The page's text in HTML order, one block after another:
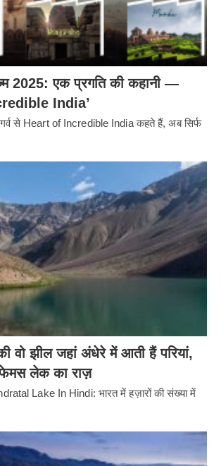
2025: एक प्रगति की कहानी —
India’
से Heart of Incredible India कहते हैं, अब सिर्फ
वो झील जहां अंधेरे में आती हैं परियां,
लेक का राज़
Lake In Hindi: भारत में हज़ारों की संख्या में